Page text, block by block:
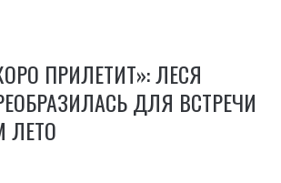
ПРИЛЕТИТ»: ЛЕСЯ
ДЛЯ ВСТРЕЧИ
ЛЕТО